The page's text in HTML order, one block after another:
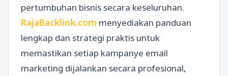
pertumbuhan bisnis secara keseluruhan.
RajaBacklink.com menyediakan panduan
lengkap dan strategi praktis untuk
memastikan setiap kampanye email
marketing dijalankan secara profesional,